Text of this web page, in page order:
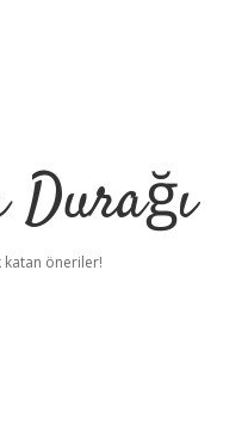
Durağı
katan öneriler!